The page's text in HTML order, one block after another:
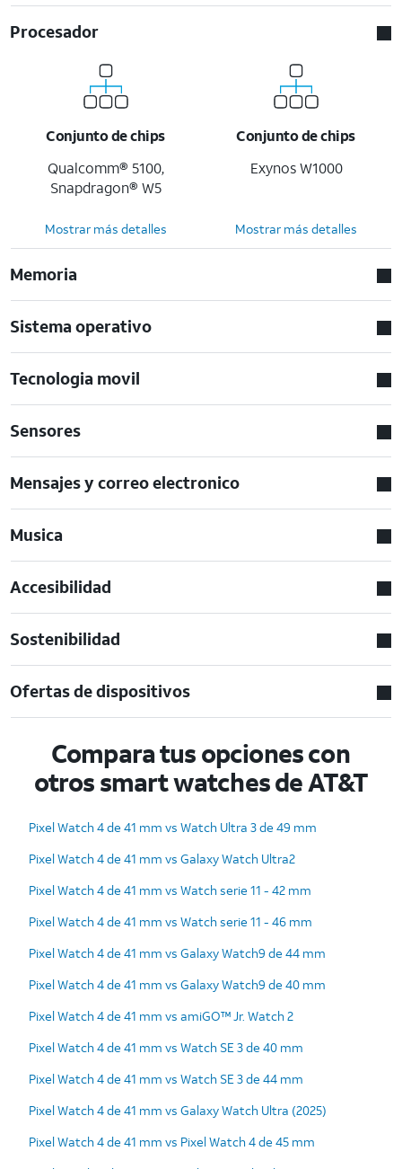
Procesador
Conjunto de chips
Qualcomm® 5100,
Snapdragon® W5
Conjunto de chips
Exynos W1000
Mostrar más detalles Mostrar más detalles
Memoria
Sistema operativo
Tecnologia movil
Sensores
Mensajes y correo electronico
Musica
Accesibilidad
Sostenibilidad
Ofertas de dispositivos
Compara tus opciones con
otros smart watches de AT&T
Pixel Watch 4 de 41 mm vs Watch Ultra 3 de 49 mm
Pixel Watch 4 de 41 mm vs Galaxy Watch Ultra2
Pixel Watch 4 de 41 mm vs Watch serie 11 - 42 mm
Pixel Watch 4 de 41 mm vs Watch serie 11 - 46 mm
Pixel Watch 4 de 41 mm vs Galaxy Watch9 de 44 mm
Pixel Watch 4 de 41 mm vs Galaxy Watch9 de 40 mm
Pixel Watch 4 de 41 mm vs amiGO™ Jr. Watch 2
Pixel Watch 4 de 41 mm vs Watch SE 3 de 40 mm
Pixel Watch 4 de 41 mm vs Watch SE 3 de 44 mm
Pixel Watch 4 de 41 mm vs Galaxy Watch Ultra (2025)
Pixel Watch 4 de 41 mm vs Pixel Watch 4 de 45 mm